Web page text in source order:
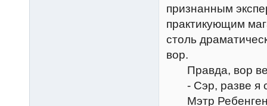
признанным
практикующим
столь
вор.
Правда, вор
- Сэр, разве я
Мэтр Ребенген